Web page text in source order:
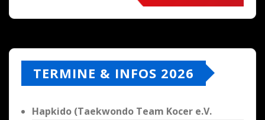
TERMINE & INFOS 2026
Hapkido (Taekwondo Team Kocer e.V.